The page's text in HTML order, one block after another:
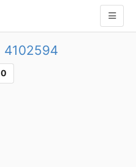
4102594
0